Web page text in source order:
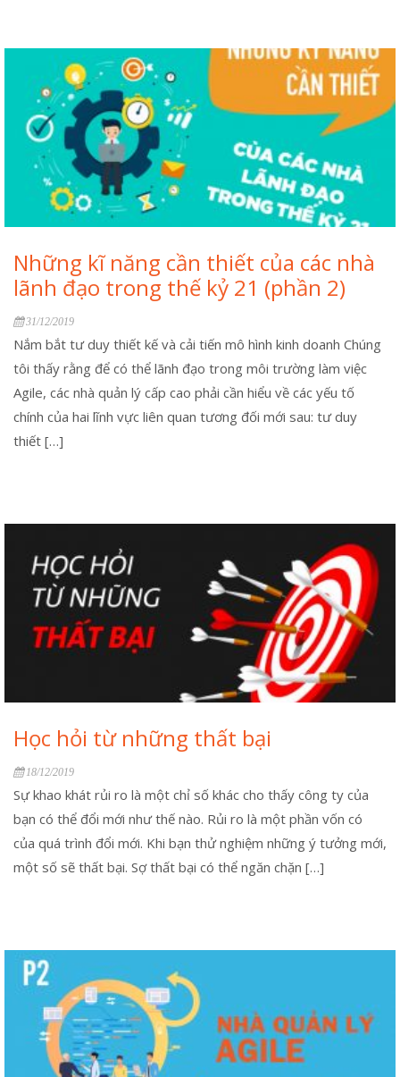
Những kĩ năng cần thiết của các nhà
lãnh đạo trong thế kỷ 21 (phần 2)
31/12/2019
Nắm bắt tư duy thiết kế và cải tiến mô hình kinh doanh Chúng
tôi thấy rằng để có thể lãnh đạo trong môi trường làm việc
Agile, các nhà quản lý cấp cao phải cần hiểu về các yếu tố
chính của hai lĩnh vực liên quan tương đối mới sau: tư duy
thiết […]
Học hỏi từ những thất bại
18/12/2019
Sự khao khát rủi ro là một chỉ số khác cho thấy công ty của
bạn có thể đổi mới như thế nào. Rủi ro là một phần vốn có
của quá trình đổi mới. Khi bạn thử nghiệm những ý tưởng mới,
một số sẽ thất bại. Sợ thất bại có thể ngăn chặn […]